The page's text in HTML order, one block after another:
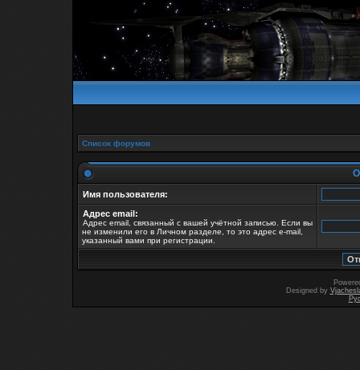
Список форумов
Имя пользователя:
Адрес email:
Адрес email, связанный с вашей учётной записью. Если вы
не изменили его в Личном разделе, то это адрес e-mail,
указанный вами при регистрации.
Designed by